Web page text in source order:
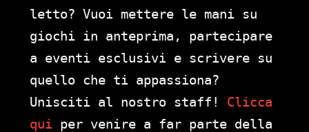
letto? Vuoi mettere le mani su
giochi in anteprima, partecipare
a eventi esclusivi e scrivere su
quello che ti appassiona?
Unisciti al nostro staff! Clicca
qui per venire a far parte della